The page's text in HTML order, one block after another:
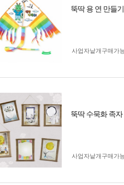
뚝딱 용 연 만들
사업자 낱개구매가
뚝딱 수묵화 족자
사업자 낱개구매가